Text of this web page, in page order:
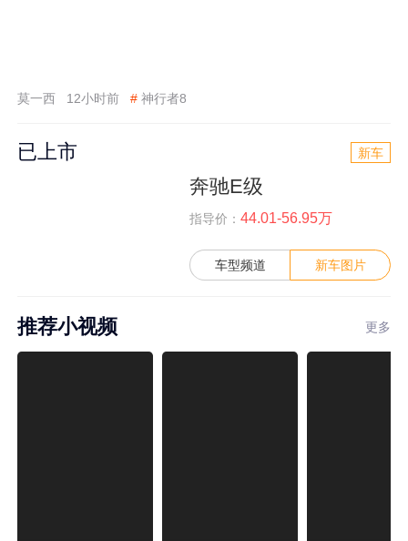
莫一西 12小时前 # 神行者8
已上市 新车
奔驰E级
指导价： 44.01-56.95万
车型频道 新车图片
推荐小视频 更多